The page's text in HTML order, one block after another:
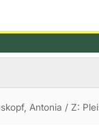
Antonia / Z: